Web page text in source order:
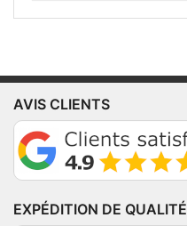
AVIS CLIENTS
EXPÉDITION DE QUALITÉ